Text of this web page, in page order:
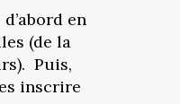
en
(de la
Puis,
inscrire